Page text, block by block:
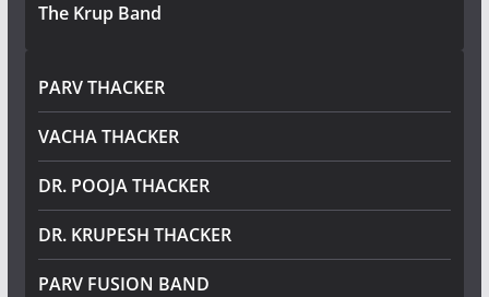
The Krup Band
PARV THACKER
VACHA THACKER
DR. POOJA THACKER
DR. KRUPESH THACKER
PARV FUSION BAND